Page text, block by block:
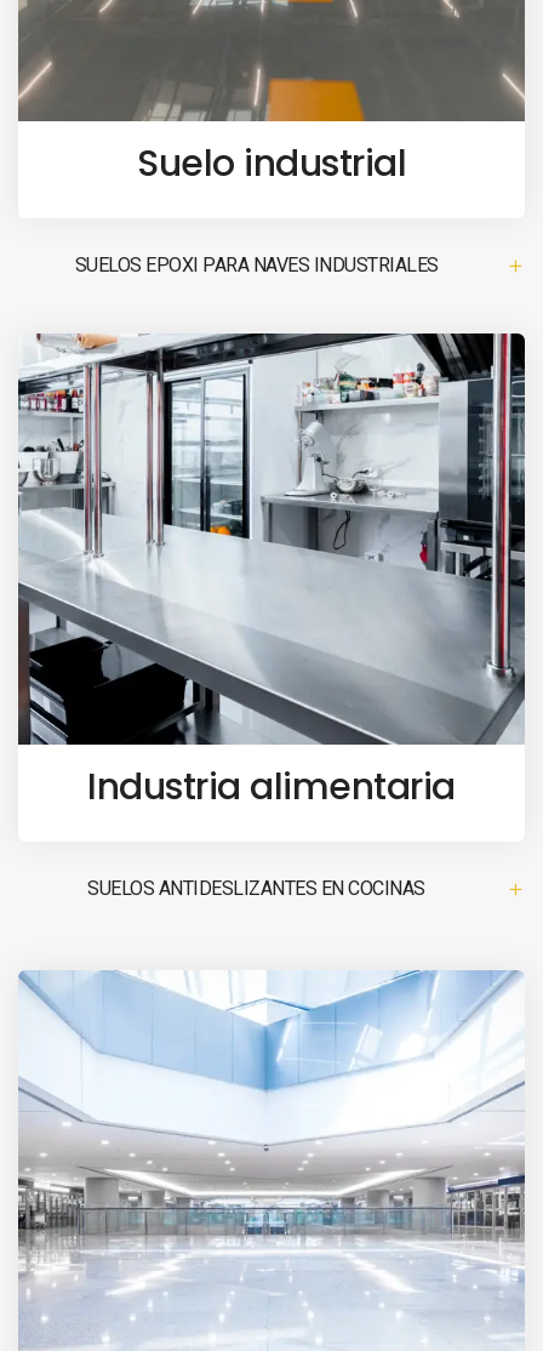
Suelo industrial
SUELOS EPOXI PARA NAVES INDUSTRIALES
Industria alimentaria
SUELOS ANTIDESLIZANTES EN COCINAS